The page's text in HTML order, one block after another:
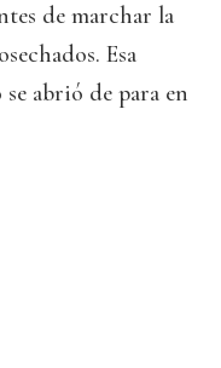
de marchar la
Esa
abrió de para en